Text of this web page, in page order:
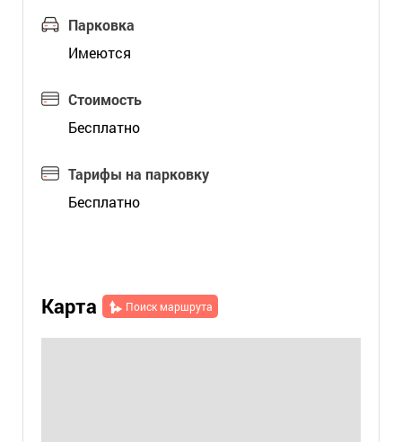
Парковка
Имеются
Стоимость
Бесплатно
Тарифы на парковку
Бесплатно
Карта Поиск маршрута